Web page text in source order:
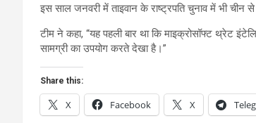
इस साल जनवरी में ताइवान के राष्ट्रपति चुनाव में भी चीन
टीम ने कहा, “यह पहली बार था कि माइक्रोसॉफ्ट थ्रेट
सामग्री का उपयोग करते देखा है।”
Share this:
X Facebook X